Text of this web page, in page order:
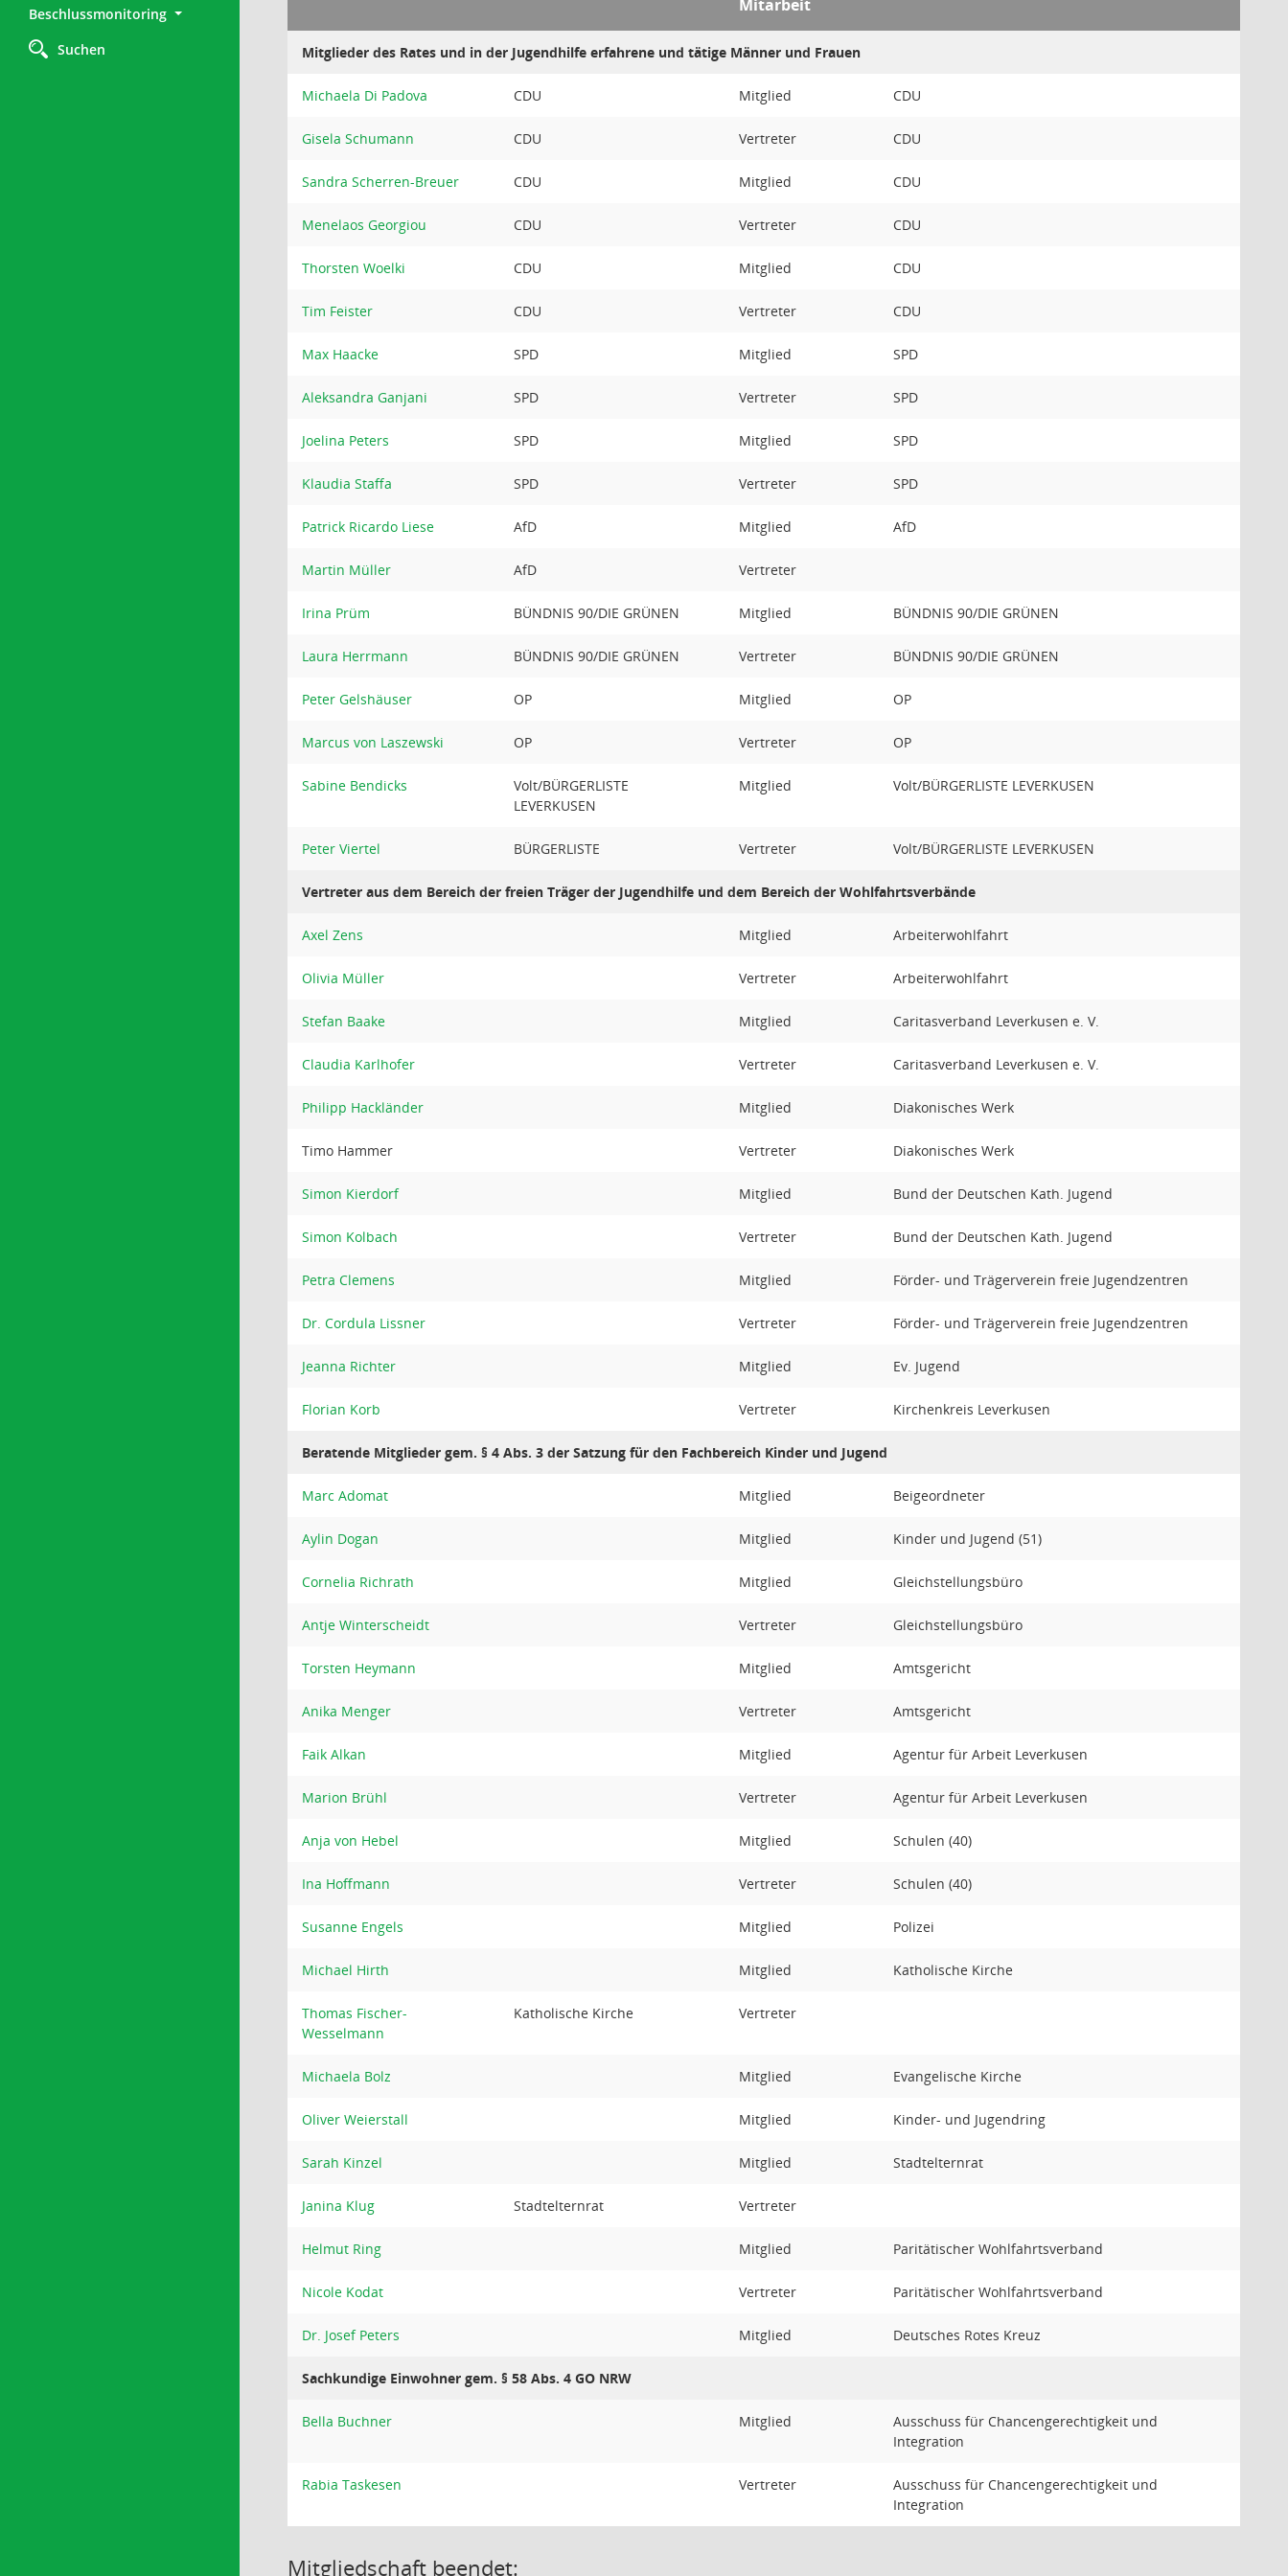
Beschlussmonitoring
Suchen
Mitarbeit
Mitglieder des Rates und in der Jugendhilfe erfahrene und tätige Männer und Frauen
Michaela Di Padova CDU Mitglied CDU
Gisela Schumann CDU Vertreter CDU
Sandra Scherren-Breuer CDU Mitglied CDU
Menelaos Georgiou CDU Vertreter CDU
Thorsten Woelki CDU Mitglied CDU
Tim Feister CDU Vertreter CDU
Max Haacke SPD Mitglied SPD
Aleksandra Ganjani SPD Vertreter SPD
Joelina Peters SPD Mitglied SPD
Klaudia Staffa SPD Vertreter SPD
Patrick Ricardo Liese AfD Mitglied AfD
Martin Müller AfD Vertreter
Irina Prüm BÜNDNIS 90/DIE GRÜNEN Mitglied BÜNDNIS 90/DIE GRÜNEN
Laura Herrmann BÜNDNIS 90/DIE GRÜNEN Vertreter BÜNDNIS 90/DIE GRÜNEN
Peter Gelshäuser OP Mitglied OP
Marcus von Laszewski OP Vertreter OP
Sabine Bendicks
Volt/BÜRGERLISTE
LEVERKUSEN
Mitglied Volt/BÜRGERLISTE LEVERKUSEN
Peter Viertel BÜRGERLISTE Vertreter Volt/BÜRGERLISTE LEVERKUSEN
Vertreter aus dem Bereich der freien Träger der Jugendhilfe und dem Bereich der Wohlfahrtsverbände
Axel Zens Mitglied Arbeiterwohlfahrt
Olivia Müller Vertreter Arbeiterwohlfahrt
Stefan Baake Mitglied Caritasverband Leverkusen e. V.
Claudia Karlhofer Vertreter Caritasverband Leverkusen e. V.
Philipp Hackländer Mitglied Diakonisches Werk
Timo Hammer Vertreter Diakonisches Werk
Simon Kierdorf Mitglied Bund der Deutschen Kath. Jugend
Simon Kolbach Vertreter Bund der Deutschen Kath. Jugend
Petra Clemens Mitglied Förder- und Trägerverein freie Jugendzentren
Dr. Cordula Lissner Vertreter Förder- und Trägerverein freie Jugendzentren
Jeanna Richter Mitglied Ev. Jugend
Florian Korb Vertreter Kirchenkreis Leverkusen
Beratende Mitglieder gem. § 4 Abs. 3 der Satzung für den Fachbereich Kinder und Jugend
Marc Adomat Mitglied Beigeordneter
Aylin Dogan Mitglied Kinder und Jugend (51)
Cornelia Richrath Mitglied Gleichstellungsbüro
Antje Winterscheidt Vertreter Gleichstellungsbüro
Torsten Heymann Mitglied Amtsgericht
Anika Menger Vertreter Amtsgericht
Faik Alkan Mitglied Agentur für Arbeit Leverkusen
Marion Brühl Vertreter Agentur für Arbeit Leverkusen
Anja von Hebel Mitglied Schulen (40)
Ina Hoffmann Vertreter Schulen (40)
Susanne Engels Mitglied Polizei
Michael Hirth Mitglied Katholische Kirche
Thomas Fischer-
Wesselmann
Katholische Kirche Vertreter
Michaela Bolz Mitglied Evangelische Kirche
Oliver Weierstall Mitglied Kinder- und Jugendring
Sarah Kinzel Mitglied Stadtelternrat
Janina Klug Stadtelternrat Vertreter
Helmut Ring Mitglied Paritätischer Wohlfahrtsverband
Nicole Kodat Vertreter Paritätischer Wohlfahrtsverband
Dr. Josef Peters Mitglied Deutsches Rotes Kreuz
Sachkundige Einwohner gem. § 58 Abs. 4 GO NRW
Bella Buchner Mitglied
Ausschuss für Chancengerechtigkeit und
Integration
Rabia Taskesen Vertreter
Ausschuss für Chancengerechtigkeit und
Integration
Mitgliedschaft beendet: